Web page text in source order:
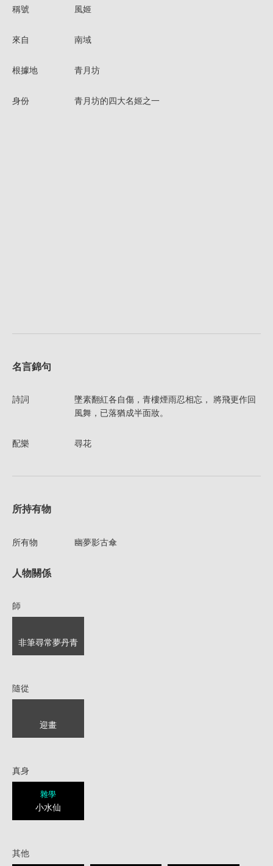
稱號 風姬
來自 南域
根據地 青月坊
身份 青月坊的四大名姬之一
名言錦句
詩詞
墜素翻紅各自傷，青樓煙雨忍相忘， 將飛更作回
風舞，已落猶成半面妝。
配樂 尋花
所持有物
所有物 幽夢影古傘
人物關係
師
非筆尋常夢丹青
隨從
迎畫
真身
雜學
小水仙
其他